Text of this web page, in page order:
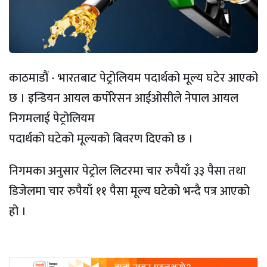
काठमाडौं - भारतबाट पेट्रोलियम पदार्थको मूल्य घटेर आएको
छ । इन्डियन आयल कर्पोरेसन आईओसीले नेपाल आयल
निगमलाई पेट्रोलियम
पदार्थको घटेको मूल्यको बिवरण दिएको छ ।
निगमका अनुसार पेट्रोल लिटरमा चार रुपैयाँ ३३ पैसा तथा
डिजेलमा चार रुपैयाँ ११ पैसा मूल्य घटेको भन्दै पत्र आएको
हो ।